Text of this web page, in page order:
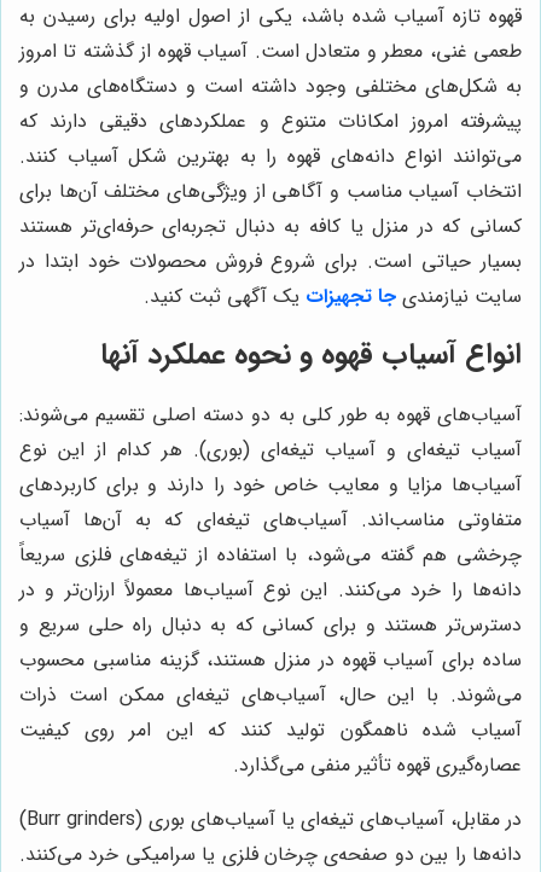
قهوه تازه آسیاب شده باشد، یکی از اصول اولیه برای رسیدن به
طعمی غنی، معطر و متعادل است. آسیاب قهوه از گذشته تا امروز
به شکل‌های مختلفی وجود داشته است و دستگاه‌های مدرن و
پیشرفته امروز امکانات متنوع و عملکردهای دقیقی دارند که
می‌توانند انواع دانه‌های قهوه را به بهترین شکل آسیاب کنند.
انتخاب آسیاب مناسب و آگاهی از ویژگی‌های مختلف آن‌ها برای
کسانی که در منزل یا کافه به دنبال تجربه‌ای حرفه‌ای‌تر هستند
بسیار حیاتی است. برای شروع فروش محصولات خود ابتدا در
سایت نیازمندی جا تجهیزات یک آگهی ثبت کنید.
انواع آسیاب قهوه و نحوه عملکرد آنها
آسیاب‌های قهوه به طور کلی به دو دسته اصلی تقسیم می‌شوند:
آسیاب تیغه‌ای و آسیاب تیغه‌ای (بوری). هر کدام از این نوع
آسیاب‌ها مزایا و معایب خاص خود را دارند و برای کاربردهای
متفاوتی مناسب‌اند. آسیاب‌های تیغه‌ای که به آن‌ها آسیاب
چرخشی هم گفته می‌شود، با استفاده از تیغه‌های فلزی سریعاً
دانه‌ها را خرد می‌کنند. این نوع آسیاب‌ها معمولاً ارزان‌تر و در
دسترس‌تر هستند و برای کسانی که به دنبال راه حلی سریع و
ساده برای آسیاب قهوه در منزل هستند، گزینه مناسبی محسوب
می‌شوند. با این حال، آسیاب‌های تیغه‌ای ممکن است ذرات
آسیاب شده ناهمگون تولید کنند که این امر روی کیفیت
عصاره‌گیری قهوه تأثیر منفی می‌گذارد.
در مقابل، آسیاب‌های تیغه‌ای یا آسیاب‌های بوری (Burr grinders)
دانه‌ها را بین دو صفحه‌ی چرخان فلزی یا سرامیکی خرد می‌کنند.